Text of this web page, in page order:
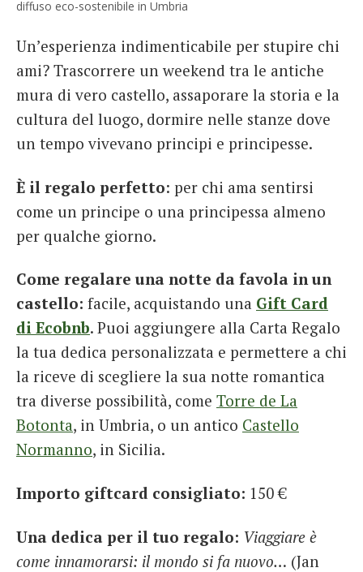
diffuso eco-sostenibile in Umbria
Un’esperienza indimenticabile per stupire chi
ami? Trascorrere un weekend tra le antiche
mura di vero castello, assaporare la storia e la
cultura del luogo, dormire nelle stanze dove
un tempo vivevano principi e principesse.
È il regalo perfetto: per chi ama sentirsi
come un principe o una principessa almeno
per qualche giorno.
Come regalare una notte da favola in un
castello: facile, acquistando una Gift Card
di Ecobnb. Puoi aggiungere alla Carta Regalo
la tua dedica personalizzata e permettere a chi
la riceve di scegliere la sua notte romantica
tra diverse possibilità, come Torre de La
Botonta, in Umbria, o un antico Castello
Normanno, in Sicilia.
Importo giftcard consigliato: 150 €
Una dedica per il tuo regalo: Viaggiare è
come innamorarsi: il mondo si fa nuovo… (Jan